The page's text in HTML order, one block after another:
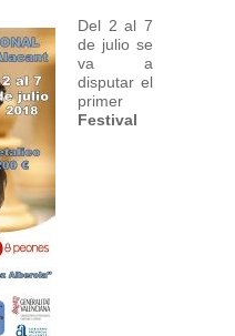
Del 2 al 7
de julio se
va a
disputar el
primer
Festival